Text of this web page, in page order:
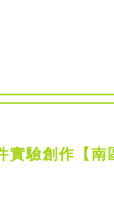
實驗創作【南